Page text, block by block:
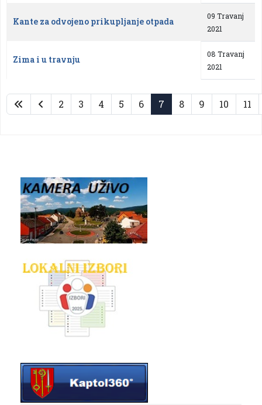
Kante za odvojeno prikupljanje otpada
09 Travanj
2021
Zima i u travnju
08 Travanj
2021
Stranica 7 od 29
2 3 4 5 6 7 8 9 10 11